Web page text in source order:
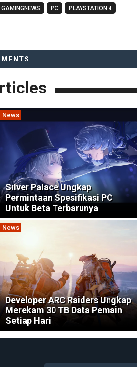
GAMINGNEWS PC PLAYSTATION 4
News
Silver Palace Ungkap
Permintaan Spesifikasi PC
Untuk Beta Terbarunya
News
Developer ARC Raiders Ungkap
Merekam 30 TB Data Pemain
Setiap Hari